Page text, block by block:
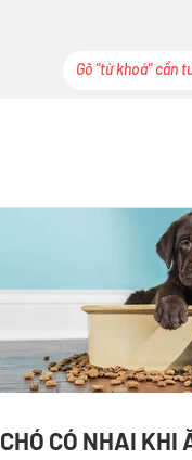
CHÓ CÓ NHAI KHI